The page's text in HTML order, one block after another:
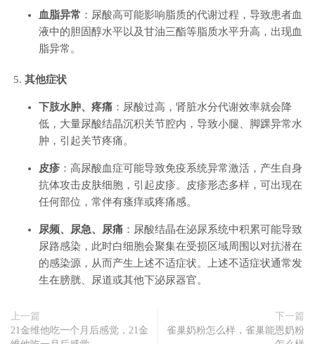
血脂异常 ：尿酸高可能影响脂质的代谢过程，导致患者血
液中的胆固醇水平以及甘油三酯等脂质水平升高，出现血
脂异常。
其他症状
下肢水肿、疼痛 ：尿酸过高，肾脏水分代谢效率就会降
低，大量尿酸结晶沉积关节腔内，导致小腿、脚踝异常水
肿，引起关节疼痛。
皮疹 ：高尿酸血症可能导致免疫系统异常激活，产生自身
抗体攻击皮肤细胞，引起皮疹。皮疹形态多样，可出现在
任何部位，常伴有瘙痒或疼痛感。
尿频、尿急、尿痛 ：尿酸结晶在泌尿系统中积累可能导致
尿路感染，此时白细胞会聚集在受损区域周围以对抗潜在
的感染源，从而产生上述不适症状。上述不适症状通常发
生在膀胱、尿道或其他下泌尿器官。
上一篇
21金维他吃一个月后感觉，21金
下一篇
雀巢奶粉怎么样，雀巢能恩奶粉